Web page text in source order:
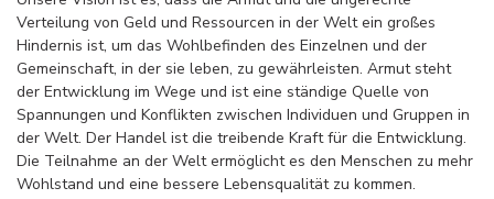
Verteilung von Geld und Ressourcen in der Welt ein großes
Hindernis ist, um das Wohlbefinden des Einzelnen und der
Gemeinschaft, in der sie leben, zu gewährleisten. Armut steht
der Entwicklung im Wege und ist eine ständige Quelle von
Spannungen und Konflikten zwischen Individuen und Gruppen in
der Welt. Der Handel ist die treibende Kraft für die Entwicklung.
Die Teilnahme an der Welt ermöglicht es den Menschen zu mehr
Wohlstand und eine bessere Lebensqualität zu kommen.